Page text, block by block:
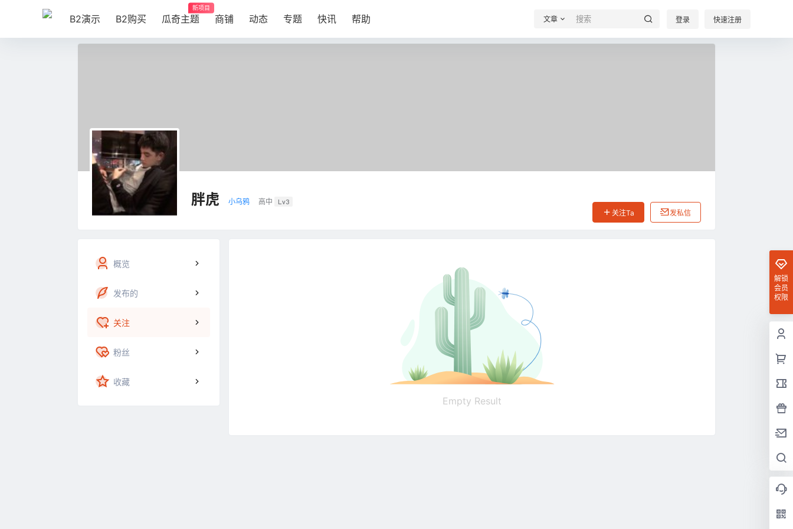
B2演示 B2购买 瓜奇主题
新项目
商铺 动态 专题 快讯 帮助 文章 登录 快速注册
胖虎 小乌鸦 高中
Lv3
关注Ta
发私信
概览
发布的
关注
粉丝
收藏
Empty Result
解锁
会员
权限